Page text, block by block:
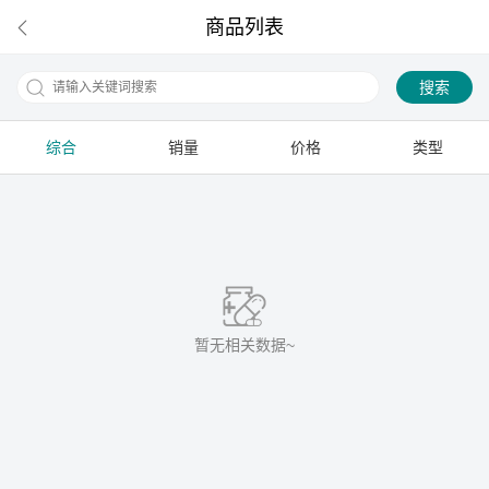
商品列表
搜索
综合 销量 价格 类型
暂无相关数据~